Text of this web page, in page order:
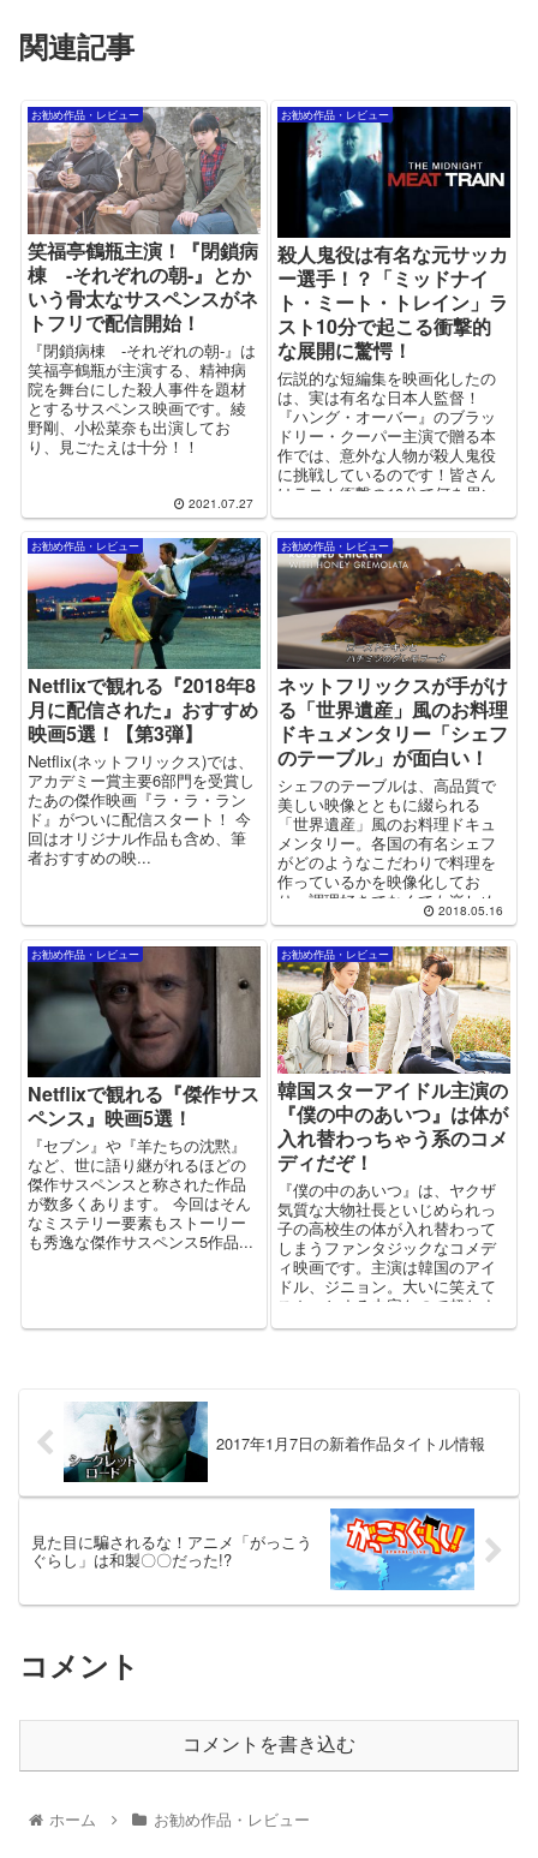
関連記事
お勧め作品・レビュー
笑福亭鶴瓶主演！『閉鎖病
棟 -それぞれの朝-』とか
いう骨太なサスペンスがネ
トフリで配信開始！
『閉鎖病棟 -それぞれの朝-』は
笑福亭鶴瓶が主演する、精神病
院を舞台にした殺人事件を題材
とするサスペンス映画です。綾
野剛、小松菜奈も出演してお
り、見ごたえは十分！！
2021.07.27
お勧め作品・レビュー
殺人鬼役は有名な元サッカ
ー選手！？「ミッドナイ
ト・ミート・トレイン」ラ
スト10分で起こる衝撃的
な展開に驚愕！
伝説的な短編集を映画化したの
は、実は有名な日本人監督！
『ハング・オーバー』のブラッ
ドリー・クーパー主演で贈る本
作では、意外な人物が殺人鬼役
に挑戦しているのです！皆さん
はラスト衝撃の10分で何を思い
ますか？
お勧め作品・レビュー
Netflixで観れる『2018年8
月に配信された』おすすめ
映画5選！【第3弾】
Netflix(ネットフリックス)では、
アカデミー賞主要6部門を受賞し
たあの傑作映画『ラ・ラ・ラン
ド』がついに配信スタート！ 今
回はオリジナル作品も含め、筆
者おすすめの映...
お勧め作品・レビュー
ネットフリックスが手がけ
る「世界遺産」風のお料理
ドキュメンタリー「シェフ
のテーブル」が面白い！
シェフのテーブルは、高品質で
美しい映像とともに綴られる
「世界遺産」風のお料理ドキュ
メンタリー。各国の有名シェフ
がどのようなこだわりで料理を
作っているかを映像化してお
り、調理好きでなくても楽しめ
る作品です！
2018.05.16
お勧め作品・レビュー
Netflixで観れる『傑作サス
ペンス』映画5選！
『セブン』や『羊たちの沈黙』
など、世に語り継がれるほどの
傑作サスペンスと称された作品
が数多くあります。 今回はそん
なミステリー要素もストーリー
も秀逸な傑作サスペンス5作品...
お勧め作品・レビュー
韓国スターアイドル主演の
『僕の中のあいつ』は体が
入れ替わっちゃう系のコメ
ディだぞ！
『僕の中のあいつ』は、ヤクザ
気質な大物社長といじめられっ
子の高校生の体が入れ替わって
しまうファンタジックなコメデ
ィ映画です。主演は韓国のアイ
ドル、ジニョン。大いに笑えて
スカッとする内容なので超おす
すめ！
2017年1月7日の新着作品タイトル情報
見た目に騙されるな！アニメ「がっこう
ぐらし」は和製〇〇だった!?
コメント
コメントを書き込む
ホーム お勧め作品・レビュー